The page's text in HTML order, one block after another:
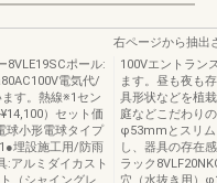
8VLE19SCポール:
電気代/
す。熱線※1セン
）セット価
球小形電球タイプ
埋設施工用/防雨
:アルミダイカスト
（シャイングレ
右ページから抽出
100Vエントラン
ます。昼も夜も
具形状などを植
庭などこだわり
φ53mmとスリム
し、器具の存在
ラック
穴（水抜き用）